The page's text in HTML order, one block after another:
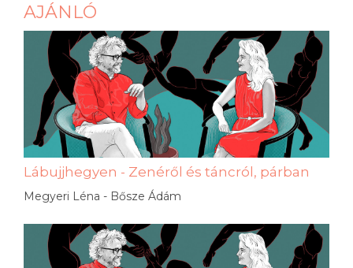
AJÁNLÓ
Lábujjhegyen - Zenéről és táncról, párban
Megyeri Léna - Bősze Ádám